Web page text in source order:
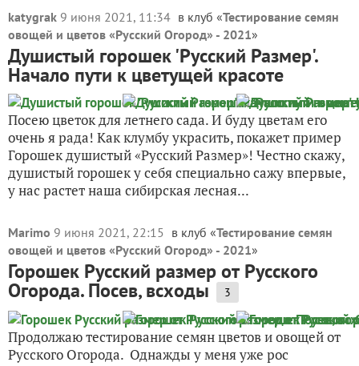
katygrak 9 июня 2021, 11:34 в клуб «Тестирование семян
овощей и цветов «Русский Огород» - 2021»
Душистый горошек 'Русский Размер'.
Начало пути к цветущей красоте
Посею цветок для летнего сада. И буду цветам его
очень я рада! Как клумбу украсить, покажет пример
Горошек душистый «Русский Размер»! Честно скажу,
душистый горошек у себя специально сажу впервые,
у нас растет наша сибирская лесная...
Marimo 9 июня 2021, 22:15 в клуб «Тестирование семян
овощей и цветов «Русский Огород» - 2021»
Горошек Русский размер от Русского
Огорода. Посев, всходы 3
Продолжаю тестирование семян цветов и овощей от
Русского Огорода. Однажды у меня уже рос